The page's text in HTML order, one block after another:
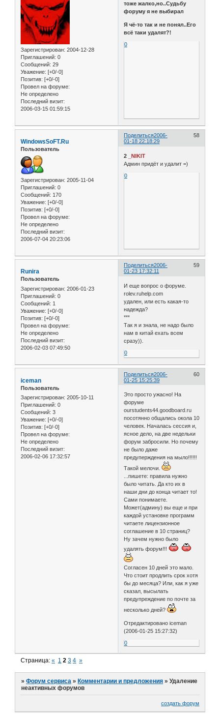
Зарегистрирован: 2004-12-28
Приглашений: 0
Сообщений: 29
Уважение: [+0/-0]
Позитив: [+0/-0]
Провел на форуме:
Не определено
Последний визит:
2006-03-15 01:59:15
тоже жалко,но..Судьбу
форуму я не выбирал
Я чё-то так и не понял..Его
всё таки удалят?!
0
Поделиться 58
2006-
01-18 22:18:29
WindowsSoFT.Ru
Пользователь
Зарегистрирован: 2005-11-04
Приглашений: 0
Сообщений: 170
Уважение: [+0/-0]
Позитив: [+0/-0]
Провел на форуме:
Не определено
Последний визит:
2006-07-04 20:23:06
2
_NIKIT
Админ придёт и удалит =)
0
Поделиться 59
2006-
01-23 17:32:11
Runira
Пользователь
Зарегистрирован: 2006-01-23
Приглашений: 0
Сообщений: 1
Уважение: [+0/-0]
Позитив: [+0/-0]
Провел на форуме:
Не определено
Последний визит:
2006-02-03 07:49:50
И еще вопрос о форуме.
rolev.ruhelp.com
удален, или есть какая-то
надежда?
***
Так я и знала, не надо было
нам в китай ехать всем
сразу)).
0
Поделиться 60
2006-
01-25 15:25:39
iceman
Пользователь
Зарегистрирован: 2005-10-11
Приглашений: 0
Сообщений: 3
Уважение: [+0/-0]
Позитив: [+0/-0]
Провел на форуме:
Не определено
Последний визит:
2006-02-06 17:32:57
Это просто ужасно! На
форуме
ourstudents44.goodboard.ru
посотянно общались окола 10
человек. Началась сессия и,
ясное дело, на две недельки
форум забросили. Но почему
не было даже
предуперждения на мыло!!!!!!
Такой мелочи.
...пишете: правила нужно
было читать. Да кто их в
наши дни до конца читает то!
Сами понимаете.
Может(админу) вы еще и при
каждой установке программ
читаете лицензионное
соглашение в 10 страниц?
Ну зачем нужно было
удалять форум!!!
Согласен 10 дней это мало.
Что стоит продлить срок хотя
бы до месяца? Или, как я уже
сказал, высылать
предупреждение по почте за
несколько дней?
Отредактировано iceman
(2006-01-25 15:27:32)
0
Страница:« 1 2 3 4 »
»Форум сервиса »Комментарии и предложения »Удаление
неактивных форумов
создать форум